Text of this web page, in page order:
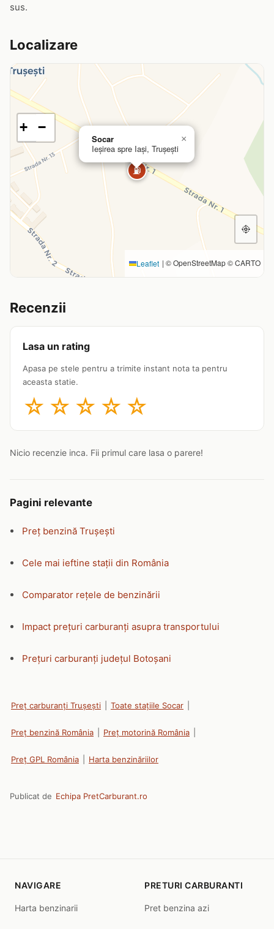
sus.
Localizare
⛽
Socar
Ieșirea spre Iași, Trușești
×
+ −
Leaflet | © OpenStreetMap © CARTO
Recenzii
Lasa un rating
Apasa pe stele pentru a trimite instant nota ta pentru
aceasta statie.
☆ ☆ ☆ ☆ ☆
Nicio recenzie inca. Fii primul care lasa o parere!
Pagini relevante
Preț benzină Trușești
Cele mai ieftine stații din România
Comparator rețele de benzinării
Impact prețuri carburanți asupra transportului
Prețuri carburanți județul Botoșani
Preț carburanți Trușești Toate stațiile Socar
Preț benzină România Preț motorină România
Preț GPL România Harta benzinăriilor
Publicat de Echipa PretCarburant.ro
NAVIGARE
Harta benzinarii
PRETURI CARBURANTI
Pret benzina azi